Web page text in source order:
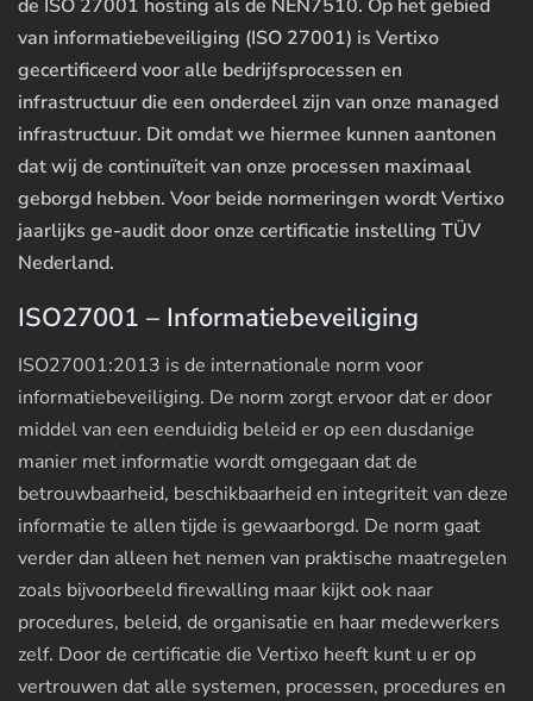
de ISO 27001 hosting als de NEN7510. Op het gebied
van informatiebeveiliging (ISO 27001) is Vertixo
gecertificeerd voor alle bedrijfsprocessen en
infrastructuur die een onderdeel zijn van onze managed
infrastructuur. Dit omdat we hiermee kunnen aantonen
dat wij de continuïteit van onze processen maximaal
geborgd hebben. Voor beide normeringen wordt Vertixo
jaarlijks ge-audit door onze certificatie instelling TÜV
Nederland.
ISO27001 – Informatiebeveiliging
ISO27001:2013 is de internationale norm voor
informatiebeveiliging. De norm zorgt ervoor dat er door
middel van een eenduidig beleid er op een dusdanige
manier met informatie wordt omgegaan dat de
betrouwbaarheid, beschikbaarheid en integriteit van deze
informatie te allen tijde is gewaarborgd. De norm gaat
verder dan alleen het nemen van praktische maatregelen
zoals bijvoorbeeld firewalling maar kijkt ook naar
procedures, beleid, de organisatie en haar medewerkers
zelf. Door de certificatie die Vertixo heeft kunt u er op
vertrouwen dat alle systemen, processen, procedures en